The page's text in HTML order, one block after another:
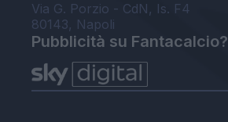
Via G. Porzio - CdN, Is. F4
80143, Napoli
Pubblicità su Fantacalcio?